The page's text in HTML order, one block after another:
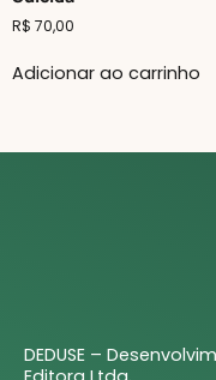
R$ 70,00
Adicionar ao carrinho
DEDUSE –